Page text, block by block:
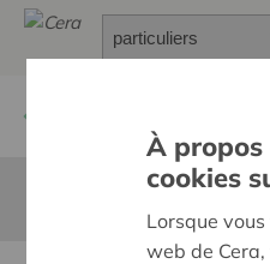
À propos
cookies
Lorsque
web de Cera,